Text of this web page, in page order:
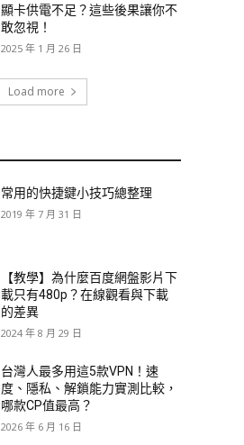
顯卡供電不足？這些後果讓你不
敢忽視！
2025 年 1 月 26 日
Load more
常用的快捷鍵小技巧總整理
2019 年 7 月 31 日
【教學】為什麼百度網盤影片下
載只有480p？在線觀看與下載
的差異
2024 年 8 月 29 日
台灣人最多用這5款VPN！速
度、隱私、解鎖能力實測比較，
哪款CP值最高？
2026 年 6 月 16 日